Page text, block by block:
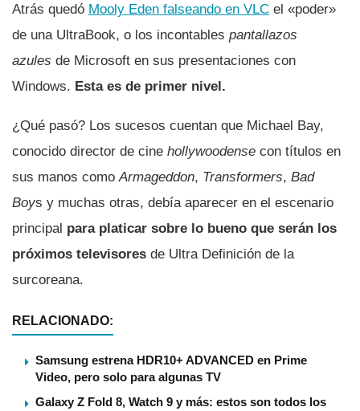
Atrás quedó Mooly Eden falseando en VLC el «poder»
de una UltraBook, o los incontables pantallazos
azules de Microsoft en sus presentaciones con
Windows. Esta es de primer nivel.
¿Qué pasó? Los sucesos cuentan que Michael Bay,
conocido director de cine hollywoodense con títulos en
sus manos como Armageddon, Transformers, Bad
Boys y muchas otras, debí­a aparecer en el escenario
principal para platicar sobre lo bueno que serán los
próximos televisores de Ultra Definición de la
surcoreana.
RELACIONADO:
Samsung estrena HDR10+ ADVANCED en Prime
Video, pero solo para algunas TV
Galaxy Z Fold 8, Watch 9 y más: estos son todos los